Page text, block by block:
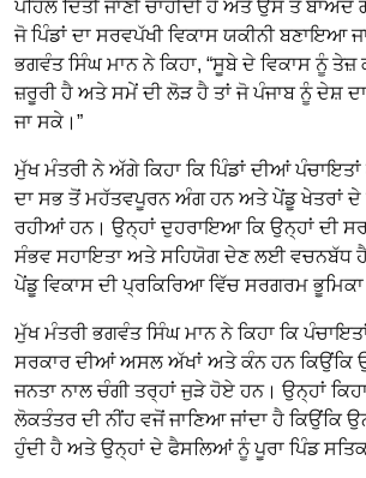
ਪਹਿਲ ਦਿੱਤੀ ਜਾਣੀ ਚਾਹੀਦੀ ਹੈ ਅਤੇ ਉਸ ਤੋਂ
ਜੋ ਪਿੰਡਾਂ ਦਾ ਸਰਵਪੱਖੀ ਵਿਕਾਸ ਯਕੀਨੀ ਬਣਾਇਆ
ਭਗਵੰਤ ਸਿੰਘ ਮਾਨ ਨੇ ਕਿਹਾ, “ਸੂਬੇ ਦੇ ਵਿਕਾਸ ਨੂੰ
ਜ਼ਰੂਰੀ ਹੈ ਅਤੇ ਸਮੇਂ ਦੀ ਲੋੜ ਹੈ ਤਾਂ ਜੋ ਪੰਜਾਬ ਨੂੰ ਦੇਸ਼
ਜਾ ਸਕੇ।”
ਮੁੱਖ ਮੰਤਰੀ ਨੇ ਅੱਗੇ ਕਿਹਾ ਕਿ ਪਿੰਡਾਂ ਦੀਆਂ
ਦਾ ਸਭ ਤੋਂ ਮਹੱਤਵਪੂਰਨ ਅੰਗ ਹਨ ਅਤੇ ਪੇਂਡੂ ਖੇਤਰਾਂ ਦੇ
ਰਹੀਆਂ ਹਨ। ਉਨ੍ਹਾਂ ਦੁਹਰਾਇਆ ਕਿ ਉਨ੍ਹਾਂ ਦੀ
ਸੰਭਵ ਸਹਾਇਤਾ ਅਤੇ ਸਹਿਯੋਗ ਦੇਣ ਲਈ ਵਚਨਬੱਧ
ਪੇਂਡੂ ਵਿਕਾਸ ਦੀ ਪ੍ਰਕਿਰਿਆ ਵਿੱਚ ਸਰਗਰਮ
ਮੁੱਖ ਮੰਤਰੀ ਭਗਵੰਤ ਸਿੰਘ ਮਾਨ ਨੇ ਕਿਹਾ ਕਿ
ਸਰਕਾਰ ਦੀਆਂ ਅਸਲ ਅੱਖਾਂ ਅਤੇ ਕੰਨ ਹਨ ਕਿਉਂਕਿ
ਜਨਤਾ ਨਾਲ ਚੰਗੀ ਤਰ੍ਹਾਂ ਜੁੜੇ ਹੋਏ ਹਨ। ਉਨ੍ਹਾਂ
ਲੋਕਤੰਤਰ ਦੀ ਨੀਂਹ ਵਜੋਂ ਜਾਣਿਆ ਜਾਂਦਾ ਹੈ ਕਿਉਂਕਿ
ਹੁੰਦੀ ਹੈ ਅਤੇ ਉਨ੍ਹਾਂ ਦੇ ਫੈਸਲਿਆਂ ਨੂੰ ਪੂਰਾ ਪਿੰਡ